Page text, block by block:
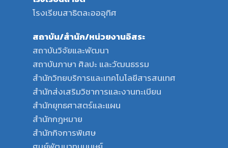
โรงเรียนสาธิตละอออุทิศ
สถาบัน/สำนัก/หน่วยงานอิสระ
สถาบันวิจัยและพัฒนา
สถาบันภาษา ศิลปะ และวัฒนธรรม
สำนักวิทยบริการและเทคโนโลยีสารสนเทศ
สำนักส่งเสริมวิชาการและงานทะเบียน
สำนักยุทธศาสตร์และแผน
สำนักกฎหมาย
สำนักกิจการพิเศษ